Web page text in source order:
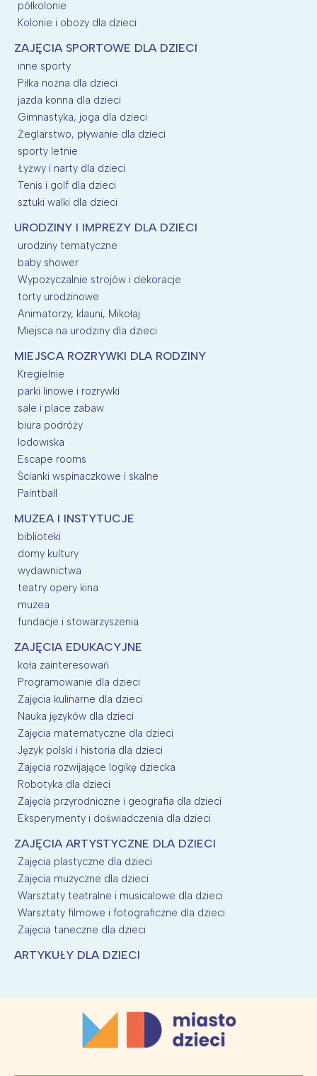
półkolonie
Kolonie i obozy dla dzieci
ZAJĘCIA SPORTOWE DLA DZIECI
inne sporty
Piłka nożna dla dzieci
jazda konna dla dzieci
Gimnastyka, joga dla dzieci
Żeglarstwo, pływanie dla dzieci
sporty letnie
Łyżwy i narty dla dzieci
Tenis i golf dla dzieci
sztuki walki dla dzieci
URODZINY I IMPREZY DLA DZIECI
urodziny tematyczne
baby shower
Wypożyczalnie strojów i dekoracje
torty urodzinowe
Animatorzy, klauni, Mikołaj
Miejsca na urodziny dla dzieci
MIEJSCA ROZRYWKI DLA RODZINY
Kregielnie
parki linowe i rozrywki
sale i place zabaw
biura podróży
lodowiska
Escape rooms
Ścianki wspinaczkowe i skalne
Paintball
MUZEA I INSTYTUCJE
biblioteki
domy kultury
wydawnictwa
teatry opery kina
muzea
fundacje i stowarzyszenia
ZAJĘCIA EDUKACYJNE
koła zainteresowań
Programowanie dla dzieci
Zajęcia kulinarne dla dzieci
Nauka języków dla dzieci
Zajęcia matematyczne dla dzieci
Język polski i historia dla dzieci
Zajęcia rozwijające logikę dziecka
Robotyka dla dzieci
Zajęcia przyrodniczne i geografia dla dzieci
Eksperymenty i doświadczenia dla dzieci
ZAJĘCIA ARTYSTYCZNE DLA DZIECI
Zajęcia plastyczne dla dzieci
Zajęcia muzyczne dla dzieci
Warsztaty teatralne i musicalowe dla dzieci
Warsztaty filmowe i fotograficzne dla dzieci
Zajęcia taneczne dla dzieci
ARTYKUŁY DLA DZIECI